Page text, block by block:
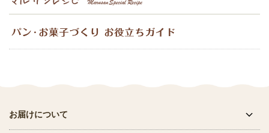
お届けについて